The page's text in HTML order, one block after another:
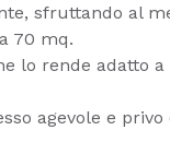
sfruttando al
70 mq.
lo rende adatto a
agevole e